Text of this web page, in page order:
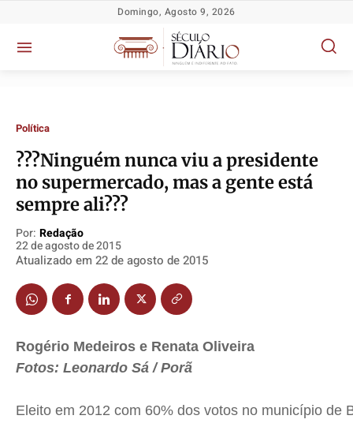
Política
TV Século
Política
TV Século
Política
TV Século
Política
TV Século
Domingo, Agosto 9, 2026
Política
???Ninguém nunca viu a presidente
no supermercado, mas a gente está
sempre ali???
Por: Redação
22 de agosto de 2015
Atualizado em 22 de agosto de 2015
Rogério Medeiros e Renata Oliveira
Fotos: Leonardo Sá / Porã
Eleito em 2012 com 60% dos votos no município de